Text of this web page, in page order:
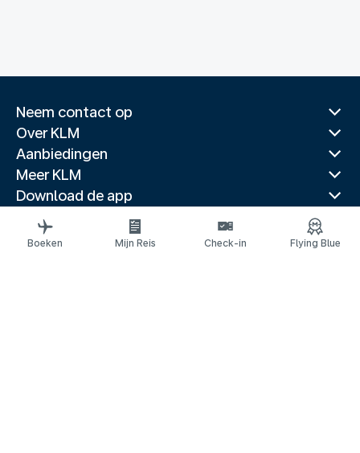
Neem contact op
Over KLM
Aanbiedingen
Meer KLM
Download de app
Gerelateerde websites
Reisgidsen
Boeken Mijn Reis Check-in Flying Blue